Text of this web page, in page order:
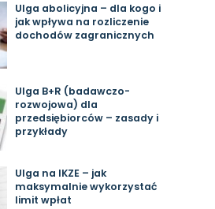
Ulga abolicyjna – dla kogo i
jak wpływa na rozliczenie
dochodów zagranicznych
Ulga B+R (badawczo-
rozwojowa) dla
przedsiębiorców – zasady i
przykłady
Ulga na IKZE – jak
maksymalnie wykorzystać
limit wpłat